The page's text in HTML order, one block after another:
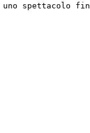
uno spettacolo